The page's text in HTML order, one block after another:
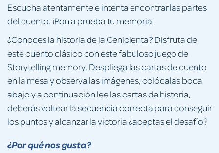
Escucha atentamente e intenta encontrar las partes
del cuento. ¡Pon a prueba tu memoria!
¿Conoces la historia de la Cenicienta? Disfruta de
este cuento clásico con este fabuloso juego de
Storytelling memory. Despliega las cartas de cuento
en la mesa y observa las imágenes, colócalas boca
abajo y a continuación lee las cartas de historia,
deberás voltear la secuencia correcta para conseguir
los puntos y alcanzar la victoria ¿aceptas el desafío?
¿Por qué nos gusta?